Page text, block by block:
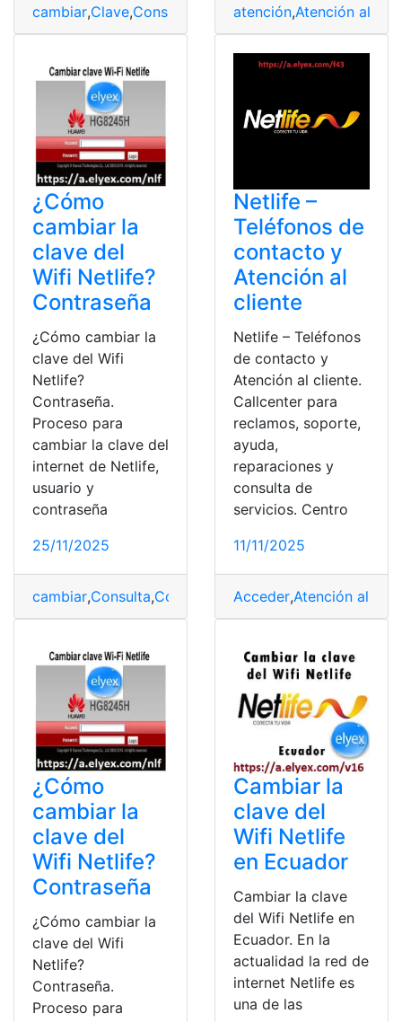
cambiar,Clave,Consulta Consulta online,Netlife
atención,Atención al
¿Cómo
cambiar la
clave del
Wifi Netlife?
Contraseña
¿Cómo cambiar la
clave del Wifi
Netlife?
Contraseña.
Proceso para
cambiar la clave del
internet de Netlife,
usuario y
contraseña
25/11/2025
cambiar,Consulta,Consulta online,contraseña,Netlife
Netlife –
Teléfonos de
contacto y
Atención al
cliente
Netlife – Teléfonos
de contacto y
Atención al cliente.
Callcenter para
reclamos, soporte,
ayuda,
reparaciones y
consulta de
servicios. Centro
11/11/2025
Acceder,Atención al
¿Cómo
cambiar la
clave del
Wifi Netlife?
Contraseña
¿Cómo cambiar la
clave del Wifi
Netlife?
Contraseña.
Proceso para
Cambiar la
clave del
Wifi Netlife
en Ecuador
Cambiar la clave
del Wifi Netlife en
Ecuador. En la
actualidad la red de
internet Netlife es
una de las